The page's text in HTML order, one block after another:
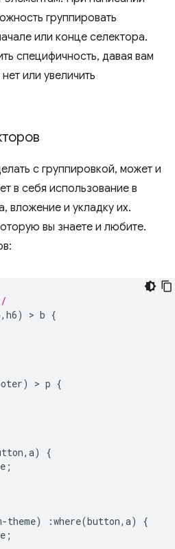
группировать
или конце селектора.
специфичность, давая вам
или увеличить
с группировкой, может и
в себя использование в
вложение и укладку их.
вы знаете и любите.
, h6) > b {
) > p {
, a)
{
;
theme) :where(button, a)
{
;